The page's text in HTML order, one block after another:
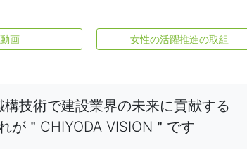
画 女性の活躍推進の取組
構技術で建設業界の未来に貢献する
が＂CHIYODA VISION＂です